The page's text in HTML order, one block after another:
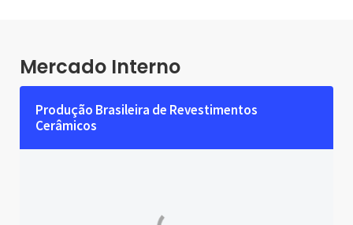
Mercado Interno
Produção Brasileira de Revestimentos
Cerâmicos